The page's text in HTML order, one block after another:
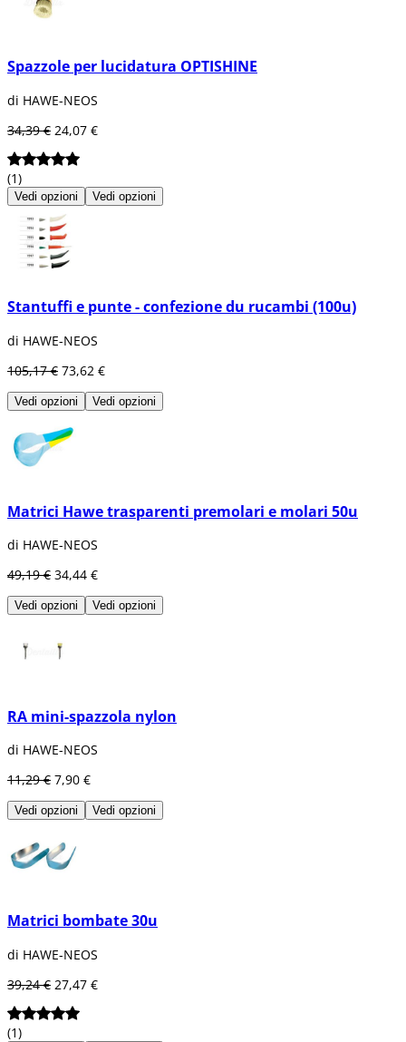
Spazzole per lucidatura OPTISHINE
di HAWE-NEOS
34,39 € 24,07 €
(1)
Vedi opzioni Vedi opzioni
Stantuffi e punte - confezione du rucambi (100u)
di HAWE-NEOS
105,17 € 73,62 €
Vedi opzioni Vedi opzioni
Matrici Hawe trasparenti premolari e molari 50u
di HAWE-NEOS
49,19 € 34,44 €
Vedi opzioni Vedi opzioni
RA mini-spazzola nylon
di HAWE-NEOS
11,29 € 7,90 €
Vedi opzioni Vedi opzioni
Matrici bombate 30u
di HAWE-NEOS
39,24 € 27,47 €
(1)